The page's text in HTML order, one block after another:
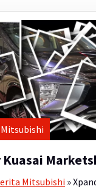
Kuasai
Mitsubishi »